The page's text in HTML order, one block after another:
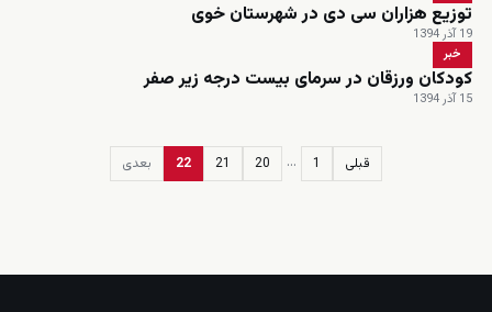
توزیع هزاران سی دی در شهرستان خوی
19 آذر 1394
خبر
کودکان ورزقان در سرمای بیست درجه زیر صفر
15 آذر 1394
قبلی 1
…
20
21
22 بعدی